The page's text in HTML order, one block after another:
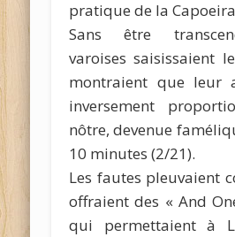
pratique de la
Sans être
varoises saisissaient
montraient que leur
inversement
nôtre, devenue
10 minutes (2/21).
Les fautes pleuvaient
offraient des « And
qui permettaient à